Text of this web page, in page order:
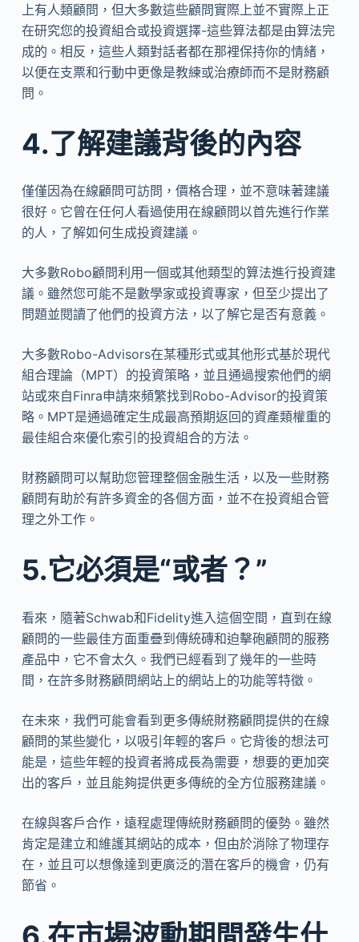
上有人類顧問，但大多數這些顧問實際上並不實際上正
在研究您的投資組合或投資選擇-這些算法都是由算法完
成的。相反，這些人類對話者都在那裡保持你的情緒，
以便在支票和行動中更像是教練或治療師而不是財務顧
問。
4.了解建議背後的內容
僅僅因為在線顧問可訪問，價格合理，並不意味著建議
很好。它曾在任何人看過使用在線顧問以首先進行作業
的人，了解如何生成投資建議。
大多數Robo顧問利用一個或其他類型的算法進行投資建
議。雖然您可能不是數學家或投資專家，但至少提出了
問題並閱讀了他們的投資方法，以了解它是否有意義。
大多數Robo-Advisors在某種形式或其他形式基於現代
組合理論（MPT）的投資策略，並且通過搜索他們的網
站或來自Finra申請來頻繁找到Robo-Advisor的投資策
略。MPT是通過確定生成最高預期返回的資產類權重的
最佳組合來優化索引的投資組合的方法。
財務顧問可以幫助您管理整個金融生活，以及一些財務
顧問有助於有許多資金的各個方面，並不在投資組合管
理之外工作。
5.它必須是“或者？”
看來，隨著Schwab和Fidelity進入這個空間，直到在線
顧問的一些最佳方面重疊到傳統磚和迫擊砲顧問的服務
產品中，它不會太久。我們已經看到了幾年的一些時
間，在許多財務顧問網站上的網站上的功能等特徵。
在未來，我們可能會看到更多傳統財務顧問提供的在線
顧問的某些變化，以吸引年輕的客戶。它背後的想法可
能是，這些年輕的投資者將成長為需要，想要的更加突
出的客戶，並且能夠提供更多傳統的全方位服務建議。
在線與客戶合作，遠程處理傳統財務顧問的優勢。雖然
肯定是建立和維護其網站的成本，但由於消除了物理存
在，並且可以想像達到更廣泛的潛在客戶的機會，仍有
節省。